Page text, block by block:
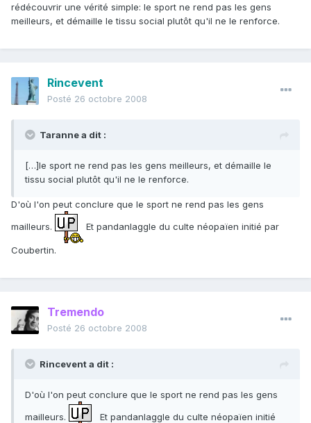
rédécouvrir une vérité simple: le sport ne rend pas les gens
meilleurs, et démaille le tissu social plutôt qu'il ne le renforce.
Rincevent
Posté 26 octobre 2008
Taranne a dit :
[…]le sport ne rend pas les gens meilleurs, et démaille le
tissu social plutôt qu'il ne le renforce.
D'où l'on peut conclure que le sport ne rend pas les gens
mailleurs.
Et pandanlaggle du culte néopaïen initié par
Coubertin.
Tremendo
Posté 26 octobre 2008
Rincevent a dit :
D'où l'on peut conclure que le sport ne rend pas les gens
mailleurs.
Et pandanlaggle du culte néopaïen initié